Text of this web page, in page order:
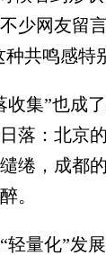
少网友留
共鸣感特
集”也成了
落：北京
绻，成都
。
量化”发展